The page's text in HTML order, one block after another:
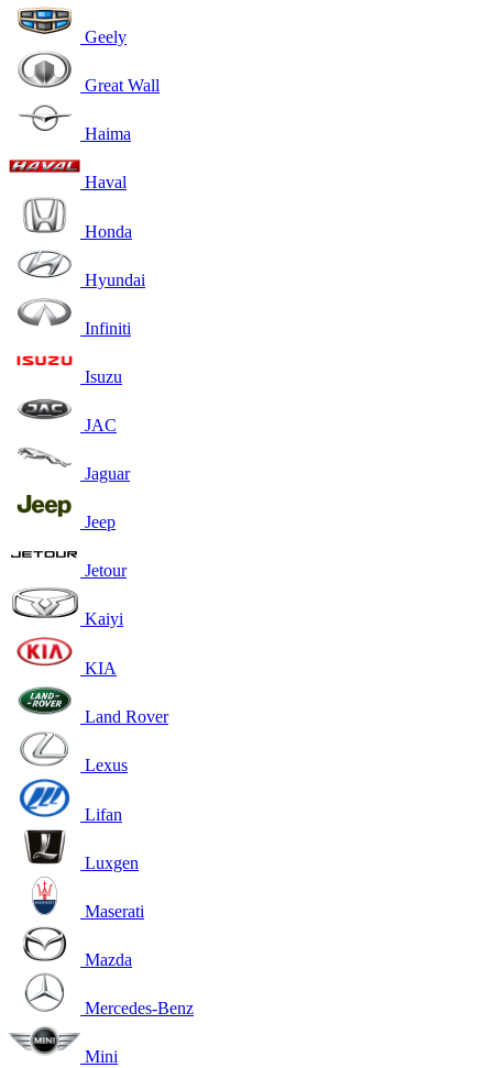
Geely
Great Wall
Haima
Haval
Honda
Hyundai
Infiniti
Isuzu
JAC
Jaguar
Jeep
Jetour
Kaiyi
KIA
Land Rover
Lexus
Lifan
Luxgen
Maserati
Mazda
Mercedes-Benz
Mini